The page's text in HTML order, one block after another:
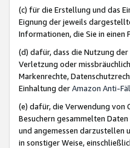
(c) für die Erstellung und das
Eignung der jeweils
Informationen, die Sie in
(d) dafür, dass die Nutzung
Verletzung oder
Markenrechte,
Einhaltung derAmazon Anti-
(e) dafür, die Verwendung von
Besuchern gesammelten
und angemessen darzustellen
in sonstiger Weise,